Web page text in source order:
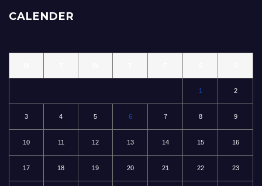
CALENDER
1 2
3 4 5 6 7 8 9
10 11 12 13 14 15 16
17 18 19 20 21 22 23